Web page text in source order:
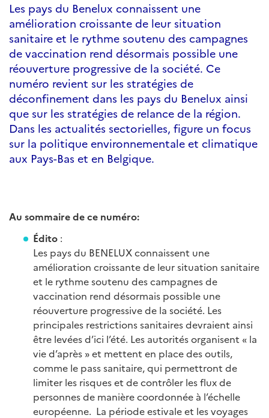
Les pays du Benelux connaissent une
amélioration croissante de leur situation
sanitaire et le rythme soutenu des campagnes
de vaccination rend désormais possible une
réouverture progressive de la société. Ce
numéro revient sur les stratégies de
déconfinement dans les pays du Benelux ainsi
que sur les stratégies de relance de la région.
Dans les actualités sectorielles, figure un focus
sur la politique environnementale et climatique
aux Pays-Bas et en Belgique.
Au sommaire de ce numéro:
Édito :
Les pays du BENELUX connaissent une
amélioration croissante de leur situation sanitaire
et le rythme soutenu des campagnes de
vaccination rend désormais possible une
réouverture progressive de la société. Les
principales restrictions sanitaires devraient ainsi
être levées d’ici l’été. Les autorités organisent « la
vie d’après » et mettent en place des outils,
comme le pass sanitaire, qui permettront de
limiter les risques et de contrôler les flux de
personnes de manière coordonnée à l’échelle
européenne. La période estivale et les voyages